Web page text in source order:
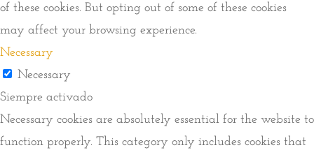
of these cookies. But opting out of some of these cookies
may affect your browsing experience.
Necessary
Necessary
Siempre activado
Necessary cookies are absolutely essential for the website to
function properly. This category only includes cookies that